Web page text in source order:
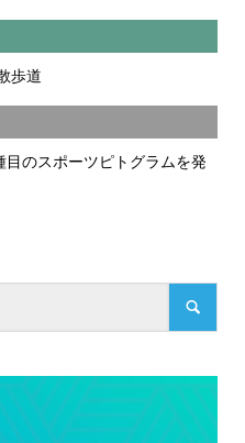
歩道
のスポーツピトグラムを発